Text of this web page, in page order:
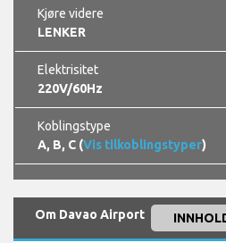
Kjøre videre
LENKER
Elektrisitet
220V/60Hz
Koblingstype
A, B, C (Vis tilkoblingstyper)
Om Davao Airport